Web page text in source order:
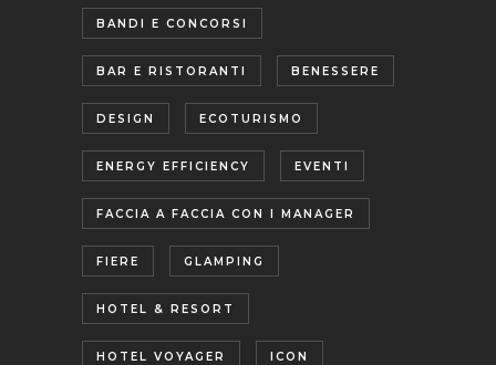
BANDI E CONCORSI
BAR E RISTORANTI BENESSERE
DESIGN ECOTURISMO
ENERGY EFFICIENCY EVENTI
FACCIA A FACCIA CON I MANAGER
FIERE GLAMPING
HOTEL & RESORT
HOTEL VOYAGER ICON